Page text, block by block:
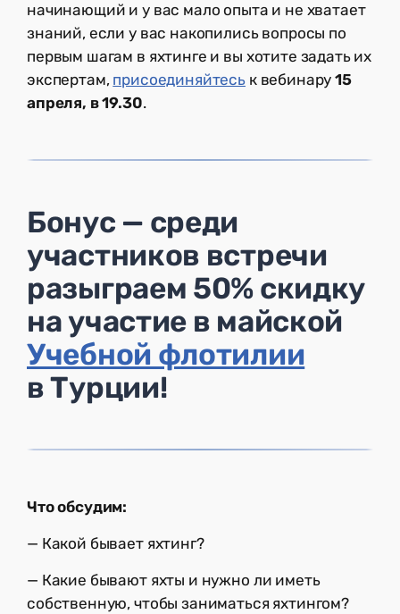
начинающий и у вас мало опыта и не хватает
знаний, если у вас накопились вопросы по
первым шагам в яхтинге и вы хотите задать их
экспертам, присоединяйтеськ вебинару15
апреля, в 19.30.
Бонус — среди
участников встречи
разыграем 50% скидку
на участие в майской
Учебной флотилии
в Турции!
Что обсудим:
— Какой бывает яхтинг?
— Какие бывают яхты и нужно ли иметь
собственную, чтобы заниматься яхтингом?